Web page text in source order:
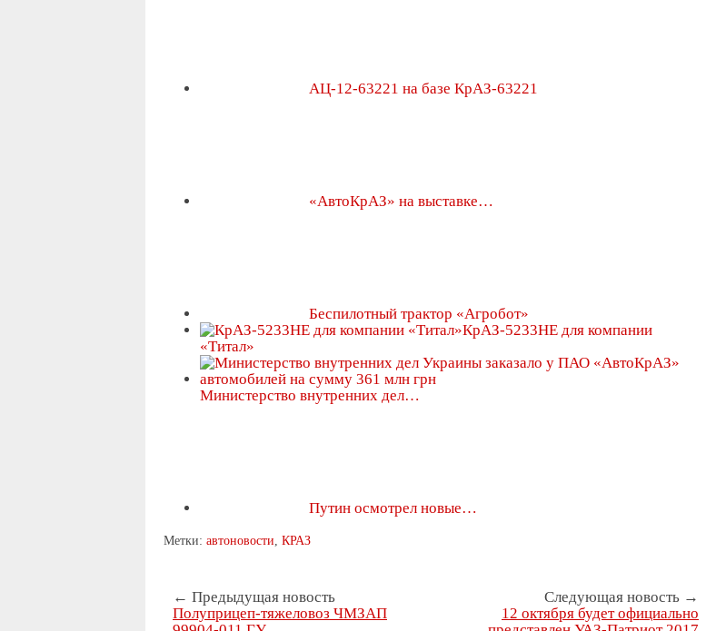
АЦ-12-63221 на базе КрАЗ-63221
«АвтоКрАЗ» на выставке…
Беспилотный трактор «Агробот»
КрАЗ-5233НЕ для компании
«Титал»
Министерство внутренних дел…
Путин осмотрел новые…
Метки: автоновости КРАЗ
← Предыдущая новость
Полуприцеп-тяжеловоз ЧМЗАП
Следующая новость →
12 октября будет официально